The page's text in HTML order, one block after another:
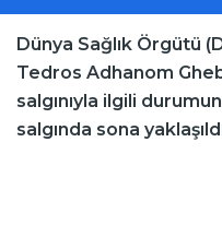
Dünya Sağlık Örgütü
Tedros Adhanom
salgınıyla ilgili
salgında sona